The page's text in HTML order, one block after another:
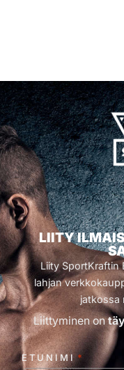
LIITY
Liity SportKraftin
lahjan
jatkossa
Liittyminen on
ETUNIMI *